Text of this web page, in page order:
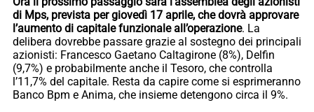
di Mps, prevista per giovedì 17 aprile, che dovrà approvare
l’aumento di capitale funzionale all’operazione. La
delibera dovrebbe passare grazie al sostegno dei principali
azionisti: Francesco Gaetano Caltagirone (8%), Delfin
(9,7%) e probabilmente anche il Tesoro, che controlla
l’11,7% del capitale. Resta da capire come si esprimeranno
Banco Bpm e Anima, che insieme detengono circa il 9%.